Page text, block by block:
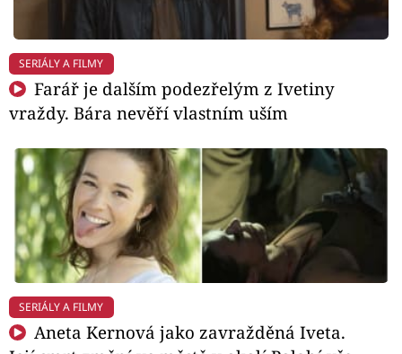
SERIÁLY A FILMY
Farář je dalším podezřelým z Ivetiny
vraždy. Bára nevěří vlastním uším
SERIÁLY A FILMY
Aneta Kernová jako zavražděná Iveta.